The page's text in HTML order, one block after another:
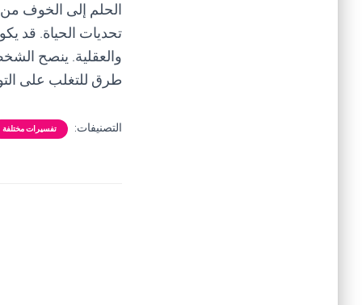
الحلم إلى الخوف
تحديات الحياة. قد
والعقلية. ينصح
طرق للتغلب على
التصنيفات: تفسيرات مختلفة